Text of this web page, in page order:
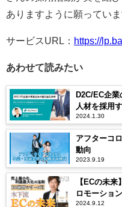
ありますように願っていま
サービスURL： https://
あわせて読みたい
D2C/EC企
人材を採用
須
2024.1.30
アフターコ
動向
2023.9.19
【ECの未
ロモーション
2024.9.12